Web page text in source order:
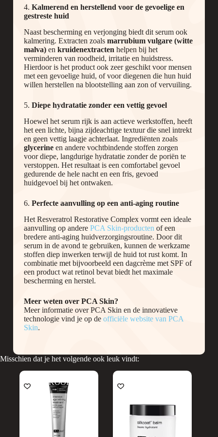
4.Kalmerend en herstellend voor de gevoelige en
gestreste huid
Naast bescherming en verjonging biedt dit serum ook
kalmering. Extracten zoalsmarrubium vulgare (witte
malva) enkruidenextracten helpen bij het
verminderen van roodheid, irritatie en huidstress.
Hierdoor is het product ook zeer geschikt voor mensen
met een gevoelige huid, of voor diegenen die hun huid
willen herstellen na blootstelling aan zon of vervuiling.
5.Diepe hydratatie zonder een vettig gevoel
Hoewel het serum rijk is aan actieve werkstoffen, heeft
het een lichte, bijna zijdeachtige textuur die snel intrekt
en geen vettig laagje achterlaat. Ingrediënten zoals
glycerine en andere vochtbindende stoffen zorgen
voor diepe, langdurige hydratatie zonder de poriën te
verstoppen. Het resultaat is een comfortabel gevoel
gedurende de hele nacht en een fris, gevoed
huidgevoel bij het ontwaken.
6.Perfecte aanvulling op een anti-aging routine
Het Resveratrol Restorative Complex vormt een ideale
aanvulling op anderePCA Skin-producten of een
bredere anti-aging huidverzorgingsroutine. Door dit
serum in de avond te gebruiken, kunnen de werkzame
stoffen diep inwerken terwijl de huid tot rust komt. In
combinatie met bijvoorbeeld een dagcrème met SPF of
een product wat retinol bevat biedt het maximale
bescherming en herstel.
Meer weten over PCA Skin?
Meer informatie over PCA Skin en de innovatieve
technologie vind je op deofficiële website van PCA
Skin.
Misschien dat je het volgende ook leuk vindt:
UITVERKOOP UITVERKOOP